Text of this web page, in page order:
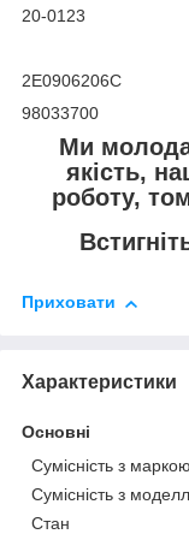
20-0123
2E0906206C
98033700
Ми
якість,
роботу,
Приховати
Характеристики
Основні
Сумісність з маркою
Сумісність з
Стан